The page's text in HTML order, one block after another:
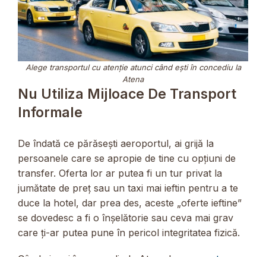
Alege transportul cu atenție atunci când ești în concediu la
Atena
Nu Utiliza Mijloace De Transport
Informale
De îndată ce părăsești aeroportul, ai grijă la
persoanele care se apropie de tine cu opțiuni de
transfer. Oferta lor ar putea fi un tur privat la
jumătate de preț sau un taxi mai ieftin pentru a te
duce la hotel, dar prea des, aceste „oferte ieftine”
se dovedesc a fi o înșelătorie sau ceva mai grav
care ți-ar putea pune în pericol integritatea fizică.